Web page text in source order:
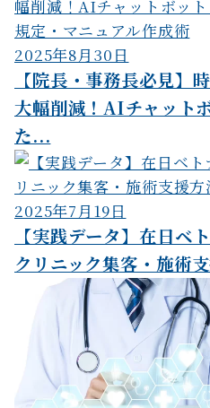
2025年8月30日
【院長・事務長必見】
大幅削減！AIチャット
た...
2025年7月19日
【実践データ】在日ベ
クリニック集客・施術